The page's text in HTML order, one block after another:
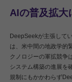
AIの普及拡大
DeepSeekが主張して
は、米中間の地政学的
クノロジーの軍拡競争
システム構築の進展を
規制にもかかわらず